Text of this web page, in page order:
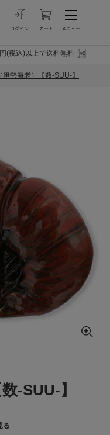
(税込)以上で送料無料
伊勢海老）【数-SUU-】
-SUU-】
る